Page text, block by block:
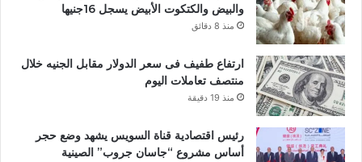
والبيض والكتكوت الأبيض يسجل 16جنيها
منذ 8 دقائق
ارتفاع طفيف فى سعر الدولار مقابل الجنيه خلال
منتصف تعاملات اليوم
منذ 19 دقيقة
رئيس اقتصادية قناة السويس يشهد وضع حجر
أساس مشروع “جاسان جروب” الصينية